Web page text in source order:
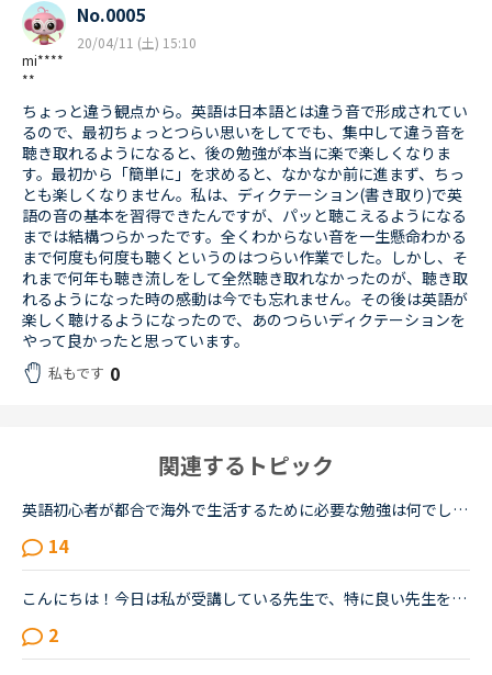
mi****
**
No.0005
20/04/11 (土) 15:10
ちょっと違う観点から。英語は日本語とは違う音で形成されてい
るので、最初ちょっとつらい思いをしてでも、集中して違う音を
聴き取れるようになると、後の勉強が本当に楽で楽しくなりま
す。最初から「簡単に」を求めると、なかなか前に進まず、ちっ
とも楽しくなりません。私は、ディクテーション(書き取り)で英
語の音の基本を習得できたんですが、パッと聴こえるようになる
までは結構つらかったです。全くわからない音を一生懸命わかる
まで何度も何度も聴くというのはつらい作業でした。しかし、そ
れまで何年も聴き流しをして全然聴き取れなかったのが、聴き取
れるようになった時の感動は今でも忘れません。その後は英語が
楽しく聴けるようになったので、あのつらいディクテーションを
やって良かったと思っています。
私もです 0
関連するトピック
英語初心者が都合で海外で生活するために必要な勉強は何でしょうか？恥ずかしながら、20年ほど英語からは遠ざかってきました。ほぼしゃべれません。現在カランSTAGE1から始めSTAGE3に入ったところです。こちらは...
14
こんにちは！今日は私が受講している先生で、特に良い先生を2人紹介させてください！AgeとTotal Lessonは2020年8月2日21:30時点です。1人目Name Marija Country SerbiaAge 36T...
2